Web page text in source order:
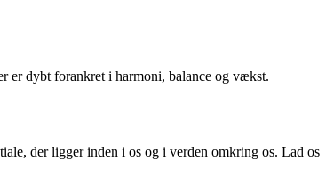
er dybt forankret i harmoni, balance og vækst.
der ligger inden i os og i verden omkring os. Lad os